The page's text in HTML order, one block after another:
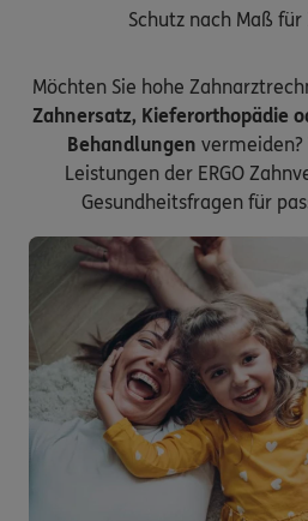
Schutz nach Maß
Möchten Sie hohe
Zahnersatz, Kieferorthopädie
Behandlungen vermeiden?
Leistungen der ERGO
Gesundheitsfragen für